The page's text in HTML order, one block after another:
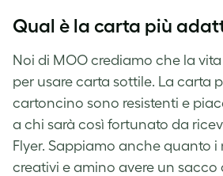
Qual è la carta più
Noi di MOO crediamo che la
per usare carta sottile. La carta
cartoncino sono resistenti e
a chi sarà così fortunato da
Flyer. Sappiamo anche quanto
creativi e amino avere un sacco